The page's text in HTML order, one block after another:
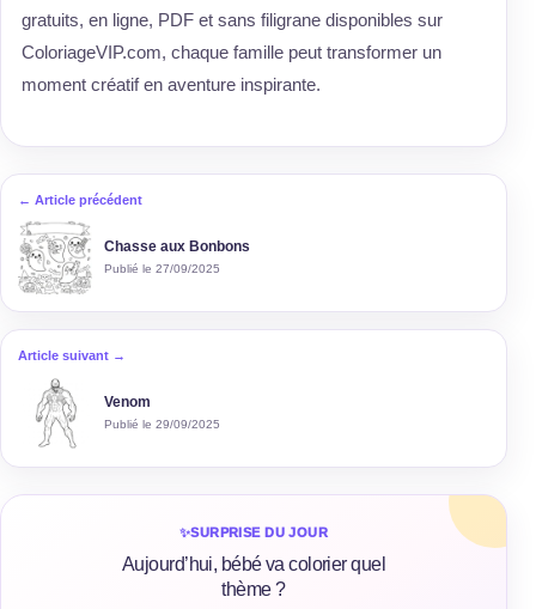
gratuits, en ligne, PDF et sans filigrane disponibles sur
ColoriageVIP.com, chaque famille peut transformer un
moment créatif en aventure inspirante.
← Article précédent
Chasse aux Bonbons
Publié le 27/09/2025
Article suivant →
Venom
Publié le 29/09/2025
✨SURPRISE DU JOUR
Aujourd’hui, bébé va colorier quel
thème ?